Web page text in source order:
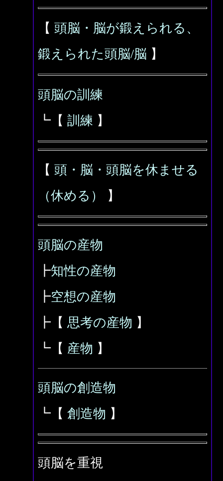
【 頭脳・脳が鍛えられる、
鍛えられた頭脳/脳 】
頭脳の訓練
┗【 訓練 】
【 頭・脳・頭脳を休ませる
（休める）
】
頭脳の産物
┣知性の産物
┣空想の産物
┣【 思考の産物 】
┗【 産物 】
頭脳の創造物
┗【 創造物 】
頭脳を重視